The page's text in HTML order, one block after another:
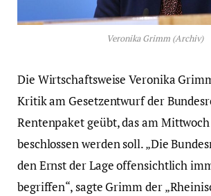
Veronika Grimm (Archiv)
Die Wirtschaftsweise Veronika
Kritik am Gesetzentwurf der
Rentenpaket geübt, das am
beschlossen werden soll. „Die
den Ernst der Lage offensichtlich
begriffen“, sagte Grimm der